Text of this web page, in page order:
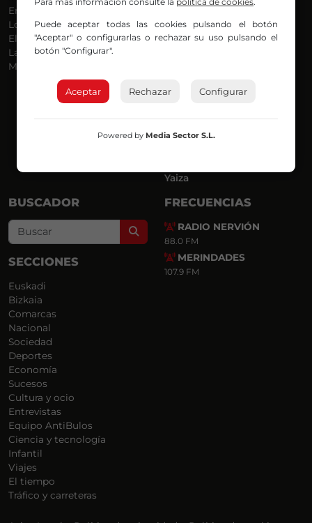
En Ruta
Locos por la Música
El Supermadrugador
La Mañana de Radio Nervión
Más Madrugada
Endika
Iker
Iñigo
Joseba
Mar y Cielo
Miguel Ángel
Yaiza
BUSCADOR
Search
SECCIONES
Euskadi
Bizkaia
Comarcas
Nacional
Sociedad
Deportes
Economía
Sucesos
Cultura y ocio
Entrevistas
Equipo AntiBulos
Ciencia y tecnología
Infantil
Viajes
El tiempo
Tráfico y carreteras
FRECUENCIAS
RADIO NERVIÓN
88.0 FM
MERINDADES
107.9 FM
Puede aceptar todas las cookies pulsando el botón
"Aceptar" o configurarlas o rechazar su uso pulsando el
botón "Configurar".
Aceptar Rechazar Configurar
Powered by Media Sector S.L.